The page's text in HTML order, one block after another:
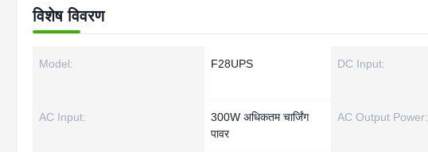
विशेष विवरण
Model: F28UPS DC Input:
AC Input:
300W अधिकतम चार्जिंग
पावर
AC Output Power: